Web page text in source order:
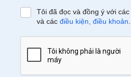
Tôi đã đọc và đồng ý với các
và các điều kiện, điều khoản